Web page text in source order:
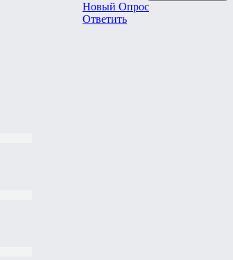
Новый Опрос
Ответить